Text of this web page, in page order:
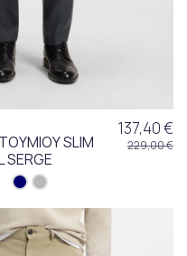
SLIM
SERGE
137,40 €
229,00 €